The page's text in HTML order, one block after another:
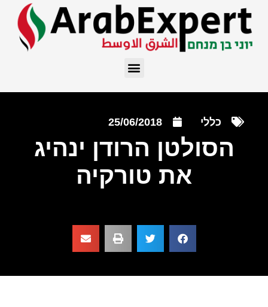
כללי 25/06/2018
הסולטן הרודן ינהיג
את טורקיה